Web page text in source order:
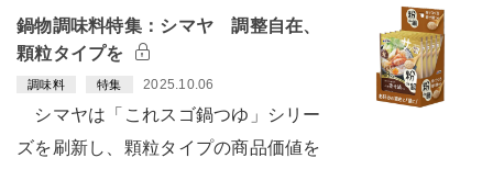
鍋物調味料特集：シマヤ 調整自在、
顆粒タイプを
調味料 特集 2025.10.06
シマヤは「これスゴ鍋つゆ」シリー
ズを刷新し、顆粒タイプの商品価値を